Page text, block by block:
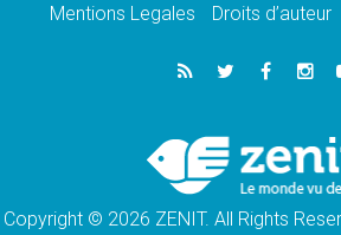
de l'Assomption et
«La paix commence par
le cardinal Parolin
En Colombie, «la paix ne
une signature»
Mentions Legales
Droits d’auteur
Copyright © 2026 ZENIT. All Rights